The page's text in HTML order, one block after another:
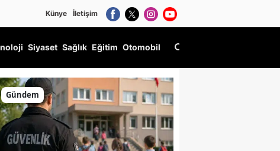
Künye İletişim
Siyaset Sağlık Eğitim Otomobil
Gündem